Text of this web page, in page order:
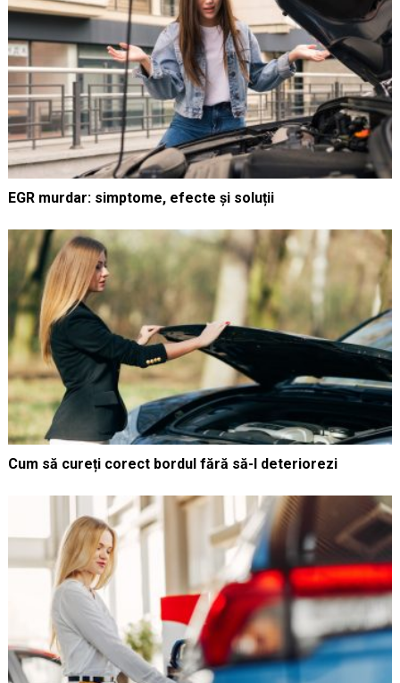
EGR murdar: simptome, efecte și soluții
Cum să cureți corect bordul fără să-l deteriorezi